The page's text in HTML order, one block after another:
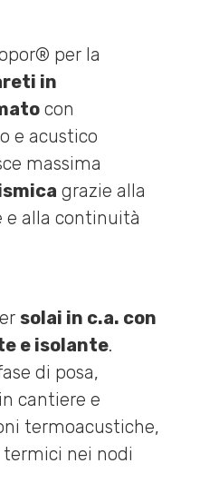
per la
in
con
e acustico
massima
grazie alla
alla continuità
solai in c.a. con
e isolante.
di posa,
cantiere e
termoacustiche,
nei nodi